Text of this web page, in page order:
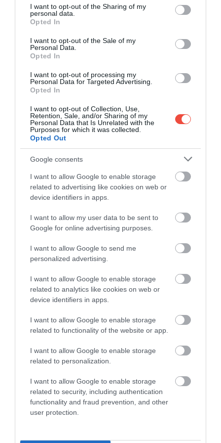
not limited to your visit or usage behaviour. You may click to
grant or deny consent to Google and its third-party tags to
use your data for below specified purposes in below Google
consent section.
I want to opt-out of the Sharing of my
personal data.
Opted In
I want to opt-out of the Sale of my
Personal Data.
Opted In
I want to opt-out of processing my
Personal Data for Targeted Advertising.
Opted In
I want to opt-out of Collection, Use,
Retention, Sale, and/or Sharing of my
Personal Data that Is Unrelated with the
Purposes for which it was collected.
Opted Out
Google consents
I want to allow Google to enable storage
related to advertising like cookies on web or
device identifiers in apps.
I want to allow my user data to be sent to
Google for online advertising purposes.
I want to allow Google to send me
personalized advertising.
I want to allow Google to enable storage
related to analytics like cookies on web or
device identifiers in apps.
I want to allow Google to enable storage
related to functionality of the website or app.
I want to allow Google to enable storage
related to personalization.
I want to allow Google to enable storage
related to security, including authentication
functionality and fraud prevention, and other
user protection.
nőstények is megjelennek, a hímek köréjük
gyűlnek, és kialakulnak az úgynevezett párzási
hím is körbevehet.
emlegetett esemény viszonylag rövid ideig tart,
nagyjából egy-három hétig. Általában április végén
A tavaszi megfigyelésre többnyire április második
fele és május első három hete a legjobb időszak,
ekkor ugyanis jóval több állatot lehet látni.
A vörös szalagoskígyók a manitobai zord
telet a fagyhatár alatti mészkőrepedések
és barlangok hálózatában vészelik át. Idén
a szokásosnál később jelentek meg, mivel
A párzási időszak után a hüllők szétszélednek a
mozgás látható. Szeptember elején aztán
fokozatosan visszatérnek a telelőhelyekhez, és
addig maradnak a felszínen, amíg a hűvös,
csapadékos őszi időjárás újra a föld alá nem
kényszeríti őket. Ősszel szintén a meleg, napsütéses
vermeknél tapasztalható aktivitást pedig tavasszal
és ősszel is néhány naponta frissítik.
People)
Olvasd el ezt is!